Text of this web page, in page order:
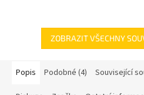
prostorovou...
ZOBRAZIT VŠECHNY
Popis Podobné (4) Související